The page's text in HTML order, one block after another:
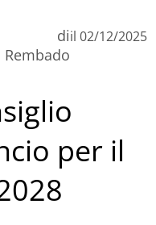
di
Rembado
il 02/12/2025
per il